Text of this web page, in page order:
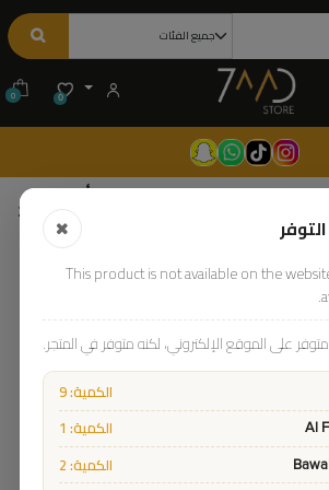
0
0
الميني: باور بانك صغير من حمد ستور بسعة 5000 مللي أمبير،
كابل مدمج من النوع-C ولايتنينج، يدعم الشحن السريع بقوة 20PD
This product is not available on the
على الموقع الإلكتروني، لكنه متوفر في المتجر.
الكمية: 9
Al الكمية: 1
الكمية: 2